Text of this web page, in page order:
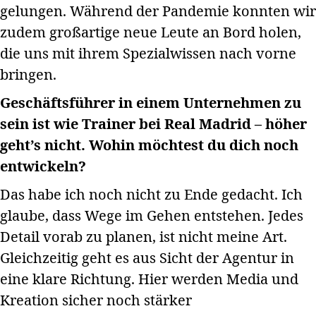
gelungen. Während der Pandemie konnten wir
zudem großartige neue Leute an Bord holen,
die uns mit ihrem Spezialwissen nach vorne
bringen.
Geschäftsführer in einem Unternehmen zu
sein ist wie Trainer bei Real Madrid – höher
geht’s nicht. Wohin möchtest du dich noch
entwickeln?
Das habe ich noch nicht zu Ende gedacht. Ich
glaube, dass Wege im Gehen entstehen. Jedes
Detail vorab zu planen, ist nicht meine Art.
Gleichzeitig geht es aus Sicht der Agentur in
eine klare Richtung. Hier werden Media und
Kreation sicher noch stärker